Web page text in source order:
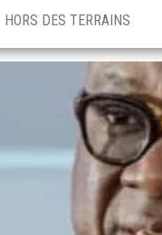
HORS DES TERRAINS